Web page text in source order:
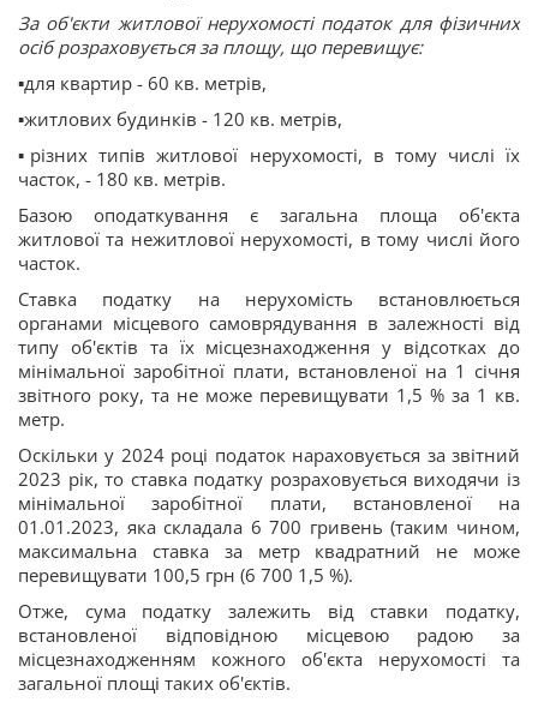
За об'єкти житлової нерухомості податок для фізичних
осіб розраховується за площу, що перевищує:
▪️для квартир - 60 кв. метрів,
▪️житлових будинків - 120 кв. метрів,
▪️різних типів житлової нерухомості, в тому числі їх
часток, - 180 кв. метрів.
Базою оподаткування є загальна площа об'єкта
житлової та нежитлової нерухомості, в тому числі його
часток.
Ставка податку на нерухомість встановлюється
органами місцевого самоврядування в залежності від
типу об'єктів та їх місцезнаходження у відсотках до
мінімальної заробітної плати, встановленої на 1 січня
звітного року, та не може перевищувати 1,5 % за 1 кв.
метр.
Оскільки у 2024 році податок нараховується за звітний
2023 рік, то ставка податку розраховується виходячи із
мінімальної заробітної плати, встановленої на
01.01.2023, яка складала 6 700 гривень (таким чином,
максимальна ставка за метр квадратний не може
перевищувати 100,5 грн (6 700 1,5 %).
Отже, сума податку залежить від ставки податку,
встановленої відповідною місцевою радою за
місцезнаходженням кожного об'єкта нерухомості та
загальної площі таких об'єктів.